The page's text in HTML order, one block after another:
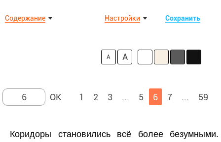
Содержание Сохранить
Настройки
A A
1 2 3 ... 5 6 7 ... 59
Коридоры становились всё более безумными.